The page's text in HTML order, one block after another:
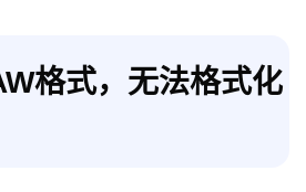
格式，无法格式化